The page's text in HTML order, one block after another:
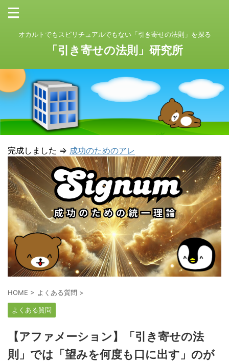
オカルトでもスピリチュアルでもない「引き寄せの法則」を探る
「引き寄せの法則」研究所
完成しました ⇒ 成功のためのアレ
HOME > よくある質問 >
よくある質問
【アファメーション】「引き寄せの法
則」では「望みを何度も口に出す」のが